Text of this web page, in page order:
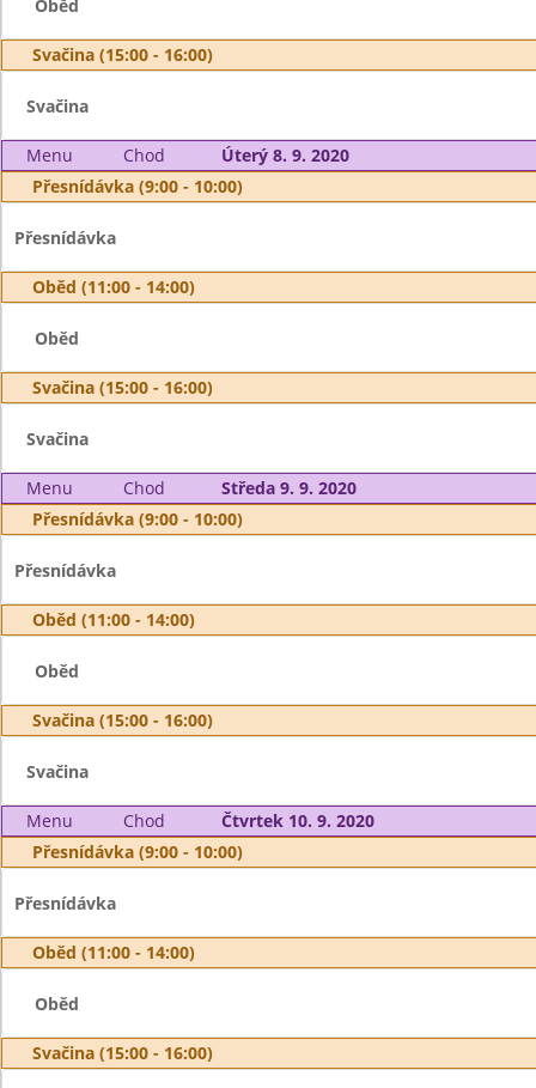
Oběd
Svačina (15:00 - 16:00)
Svačina
Menu Chod
Úterý 8. 9. 2020
Přesnídávka (9:00 - 10:00)
Přesnídávka
Oběd (11:00 - 14:00)
Oběd
Svačina (15:00 - 16:00)
Svačina
Menu Chod
Středa 9. 9. 2020
Přesnídávka (9:00 - 10:00)
Přesnídávka
Oběd (11:00 - 14:00)
Oběd
Svačina (15:00 - 16:00)
Svačina
Menu Chod
Čtvrtek 10. 9. 2020
Přesnídávka (9:00 - 10:00)
Přesnídávka
Oběd (11:00 - 14:00)
Oběd
Svačina (15:00 - 16:00)